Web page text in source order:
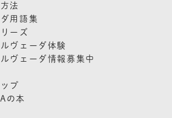
法
用語集
ーズ
ヴェーダ体験
ヴェーダ情報募集中
プ
の本